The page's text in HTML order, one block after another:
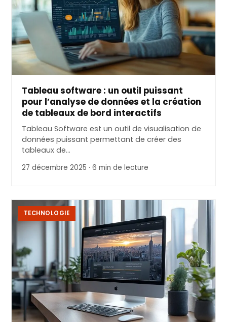
Tableau software : un outil puissant
pour l’analyse de données et la création
de tableaux de bord interactifs
Tableau Software est un outil de visualisation de
données puissant permettant de créer des
tableaux de…
27 décembre 2025 · 6 min de lecture
TECHNOLOGIE